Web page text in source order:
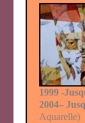
1999 -
2004–
Aquarelle)